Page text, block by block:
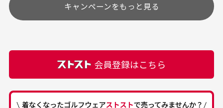
購入できました。状態も
最高でした。
商品をありがとうござい
ます。
その他の休日につきましてはサイト上にて告知させて
頂きます。
カートの有効時間はありますか？
は自動的にカート内の商品が削除されますのでご注意
付属品について
付属品の記載につきましては、弊社に入荷した時点
ある場合もございます。
キャンペーンをもっと見る
会員登録はこちら